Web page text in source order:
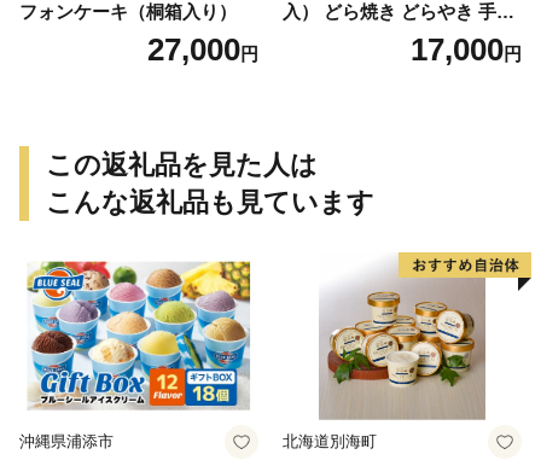
フォンケーキ（桐箱入り）
27,000円
入） どら焼き どらやき 手土
産 お土産 土産 丹波大納言小
豆 抹茶 林檎 りんご 慶事 お
17,000円
この返礼品を見た人は
こんな返礼品も見ています
沖縄県浦添市 北海道別海町